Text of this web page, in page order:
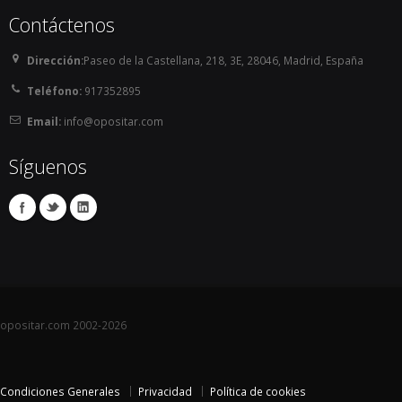
de segunda actividad con destino antes de que
finalice el plazo de presentación de instancias (que
en ningún caso será inferior a 57 años).
    En Extremadura, no limitan la edad.
no haber cumplido los 36 años.
superior la edad de jubilación.
Andalucía un Decreto del 2003. En todo caso, por
superior) este límite quedaría sin efecto, ya que
Contáctenos
Dirección:Paseo de la Castellana, 218, 3E, 28046, Madrid, España
Teléfono: 917352895
Email:info@opositar.com
Síguenos
opositar.com 2002-2026
Condiciones Generales Privacidad Política de cookies